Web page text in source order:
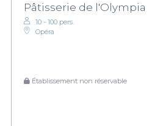
Pâtisserie de l'Olympia
10 - 100 pers.
Opéra
Établissement non réservable